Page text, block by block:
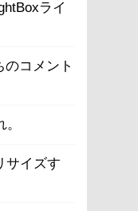
ライ
のコメント
サイズす